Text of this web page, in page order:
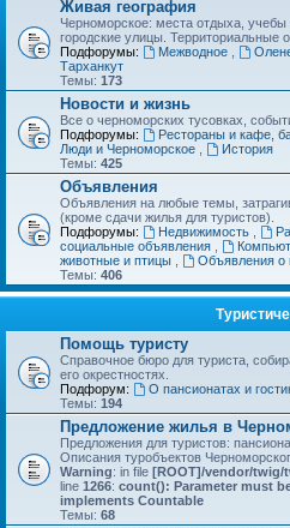
Живая география
Черноморское: места отдыха,
городские улицы. Территориальные
Подфорумы:
Межводное
Тарханкут
Темы: 173
Новости и жизнь
Все о черноморских тусовках,
Подфорумы:
Рестораны и кафе,
Люди и Черноморское
История
Темы: 425
Объявления
Объявления на любые темы,
(кроме сдачи жилья для туристов).
Подфорумы:
Недвижимость
социальные объявления
животные и птицы
Объявления о
Темы: 406
Помощь туристу
Справочное бюро для туриста,
его окрестностях.
Подфорум:
О пансионатах и
Темы: 194
Предложение жилья в
Предложения для туристов:
Описания туробъектов
Warning: in file [ROOT]/vendor/twig/
line 1266: count(): Parameter must
implements Countable
Темы: 68